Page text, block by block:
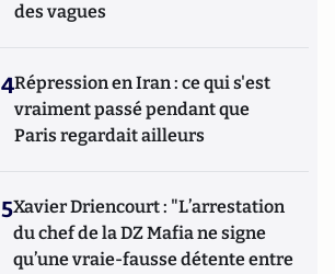
des vagues
4Répression en Iran : ce qui s'est
vraiment passé pendant que
Paris regardait ailleurs
5Xavier Driencourt : "L’arrestation
du chef de la DZ Mafia ne signe
qu’une vraie-fausse détente entre